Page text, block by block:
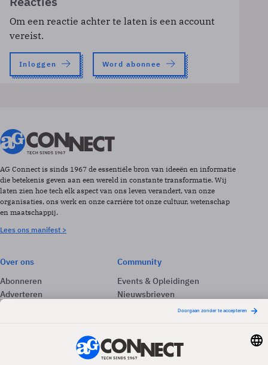
Om een reactie achter te laten is een account
vereist.
Inloggen Word abonnee
AG Connect is sinds 1967 de essentiële bron van ideeën en informatie
die betekenis geven aan een wereld in constante transformatie. Wij
laten zien hoe tech elk aspect van ons leven verandert, van onze
organisaties, ons werk en onze carrière tot onze cultuur, wetenschap
en maatschappij.
Lees ons manifest >
Over ons
Abonneren
Adverteren
Community
Events & Opleidingen
Nieuwsbrieven